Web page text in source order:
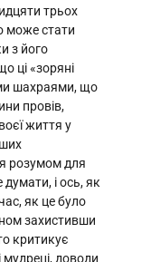
трьох
може стати
з його
ці «зоряні
шахраями, що
провів,
життя у
розумом для
і ось, як
як це було
захистивши
критикує
мудреці, доводи